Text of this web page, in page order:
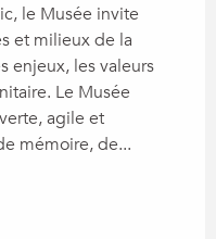
le Musée invite
et milieux de la
enjeux, les valeurs
Le Musée
agile et
mémoire, de...